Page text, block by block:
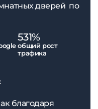
дверей по
531%
общий рост
трафика
благодаря